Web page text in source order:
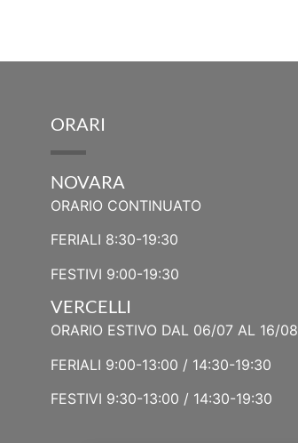
ORARI
NOVARA
ORARIO CONTINUATO
FERIALI 8:30-19:30
FESTIVI 9:00-19:30
VERCELLI
ORARIO ESTIVO DAL 06/07 AL 16/08
FERIALI 9:00-13:00 / 14:30-19:30
FESTIVI 9:30-13:00 / 14:30-19:30